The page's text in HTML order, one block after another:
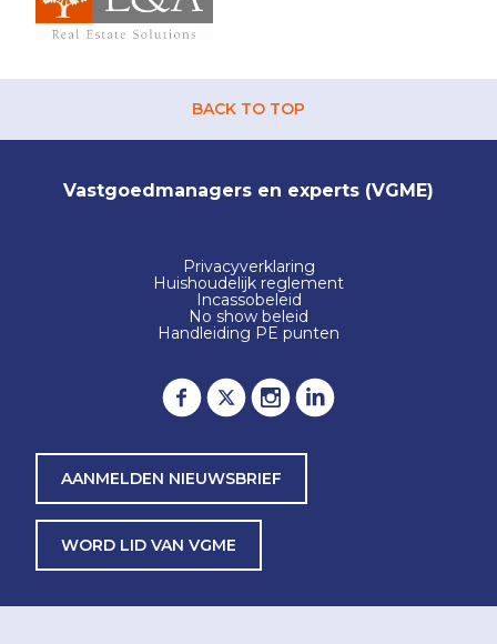
BACK TO TOP
Vastgoedmanagers en experts (VGME)
Privacyverklaring
Huishoudelijk reglement
Incassobeleid
No show beleid
Handleiding PE punten
AANMELDEN NIEUWSBRIEF
WORD LID VAN VGME